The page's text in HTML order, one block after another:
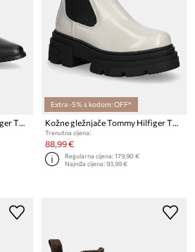
Kožne gležnjače Tommy Hilfiger TH LEATHER POINTY ZIP BOOTIE
Extra -5% s kodom: OFF*
Kožne gležnjače Tommy Hilfiger TH SHINY LEATHER CHELSEA
Trenutna cijena:
88,99 €
Regularna cijena:179,90 €
Najniža cijena:93,99 €